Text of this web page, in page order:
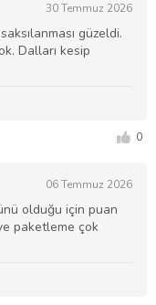
30 Temmuz 2026
güzeldi.
Dalları kesip
0
06 Temmuz 2026
olduğu için puan
paketleme çok